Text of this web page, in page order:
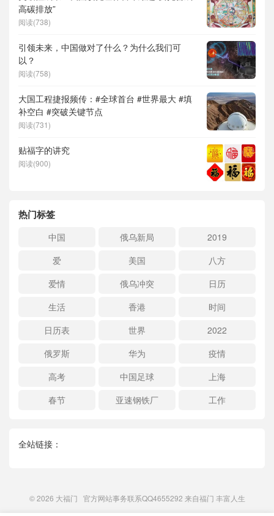
高碳排放”
阅读(738)
引领未来，中国做对了什么？为什么我们可
以？
阅读(758)
大国工程捷报频传：#全球首台 #世界最大 #填
补空白 #突破关键节点
阅读(731)
贴福字的讲究
阅读(900)
热门标签
中国 俄乌新局
2019
爱
美国
八方
爱情
俄乌冲突
日历
生活
香港
时间
日历表
世界
2022
俄罗斯
华为
疫情
高考
中国足球
上海
春节
亚速钢铁厂 工作
全站链接：
© 2026 大福门 官方网站事务联系QQ4655292 来自福门 丰富人生